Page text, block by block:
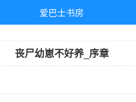
爱巴士书房
丧尸幼崽不好养_ 序章